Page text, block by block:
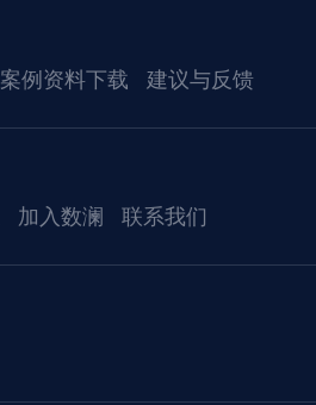
案例资料下载 建议与反馈
加入数澜 联系我们